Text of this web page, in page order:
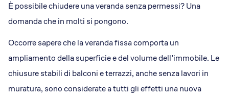
È possibile chiudere una veranda senza permessi? Una
domanda che in molti si pongono.
Occorre sapere che la veranda fissa comporta un
ampliamento della superficie e del volume dell’immobile. Le
chiusure stabili di balconi e terrazzi, anche senza lavori in
muratura, sono considerate a tutti gli effetti una nuova